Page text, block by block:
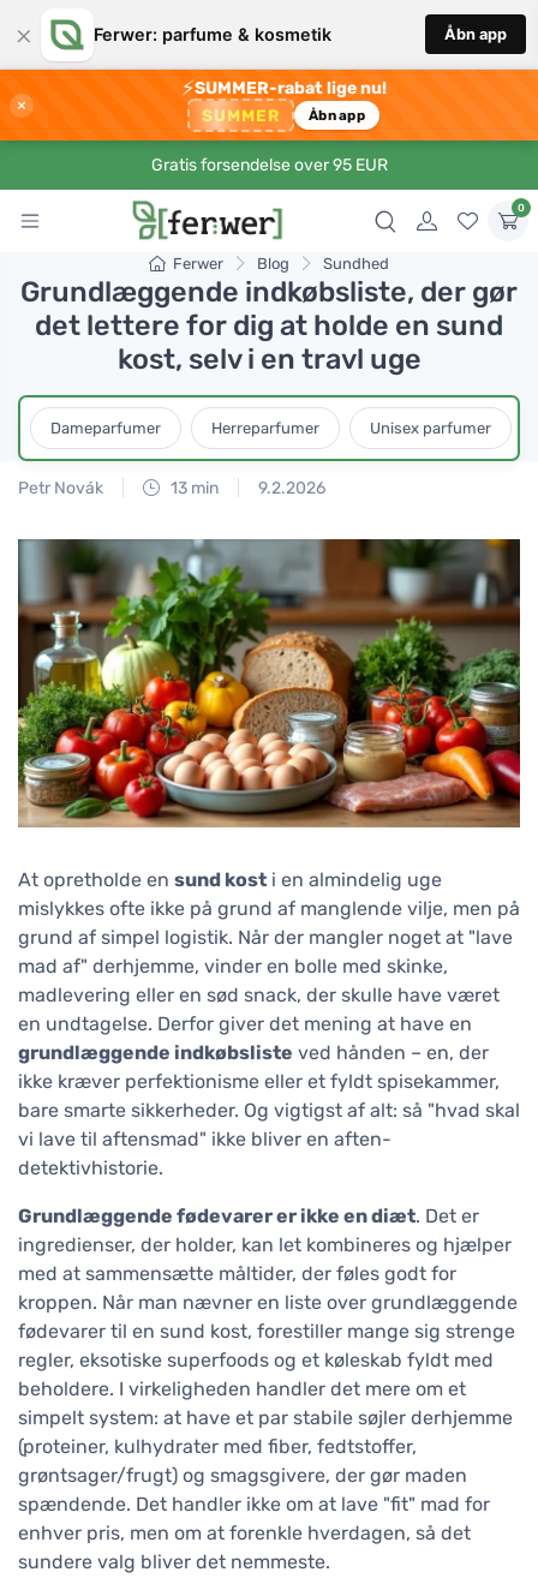
× Ferwer: parfume & kosmetik Åbn app
×
⚡SUMMER-rabat lige nu!
SUMMER Åbn app
Gratis forsendelse over 95 EUR
0
Ferwer Blog Sundhed
Grundlæggende indkøbsliste, der gør
det lettere for dig at holde en sund
kost, selv i en travl uge
Dameparfumer Herreparfumer Unisex parfumer
Petr Novák 13 min 9.2.2026
At opretholde en sund kost i en almindelig uge
mislykkes ofte ikke på grund af manglende vilje, men på
grund af simpel logistik. Når der mangler noget at "lave
mad af" derhjemme, vinder en bolle med skinke,
madlevering eller en sød snack, der skulle have været
en undtagelse. Derfor giver det mening at have en
grundlæggende indkøbsliste ved hånden – en, der
ikke kræver perfektionisme eller et fyldt spisekammer,
bare smarte sikkerheder. Og vigtigst af alt: så "hvad skal
vi lave til aftensmad" ikke bliver en aften-
detektivhistorie.
Grundlæggende fødevarer er ikke en diæt. Det er
ingredienser, der holder, kan let kombineres og hjælper
med at sammensætte måltider, der føles godt for
kroppen. Når man nævner en liste over grundlæggende
fødevarer til en sund kost, forestiller mange sig strenge
regler, eksotiske superfoods og et køleskab fyldt med
beholdere. I virkeligheden handler det mere om et
simpelt system: at have et par stabile søjler derhjemme
(proteiner, kulhydrater med fiber, fedtstoffer,
grøntsager/frugt) og smagsgivere, der gør maden
spændende. Det handler ikke om at lave "fit" mad for
enhver pris, men om at forenkle hverdagen, så det
sundere valg bliver det nemmeste.